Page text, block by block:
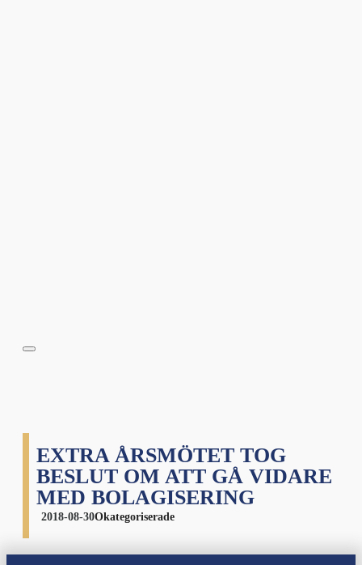
EXTRA ÅRSMÖTET TOG
BESLUT OM ATT GÅ VIDARE
MED BOLAGISERING
2018-08-30Okategoriserade